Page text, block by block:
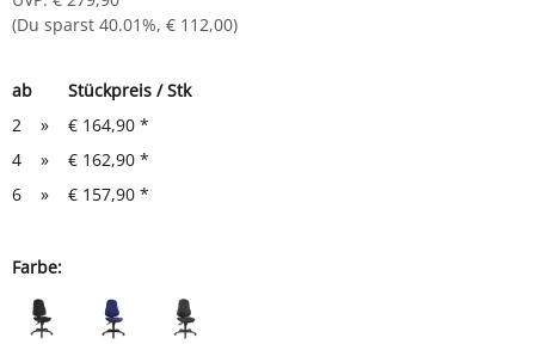
(Du sparst 40.01%, € 112,00)
ab
Stückpreis / Stk
2
» € 164,90 *
4
» € 162,90 *
6
» € 157,90 *
Farbe: